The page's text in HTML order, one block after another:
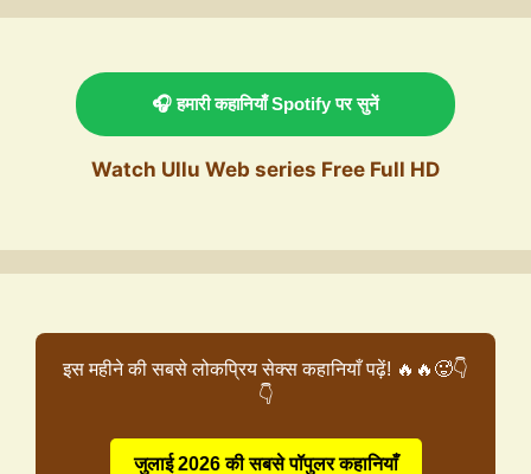
🎧 हमारी कहानियाँ Spotify पर सुनें
Watch Ullu Web series Free Full HD
इस महीने की सबसे लोकप्रिय सेक्स कहानियाँ पढ़ें! 🔥🔥🥵👇
👇
जुलाई 2026 की सबसे पॉपुलर कहानियाँ